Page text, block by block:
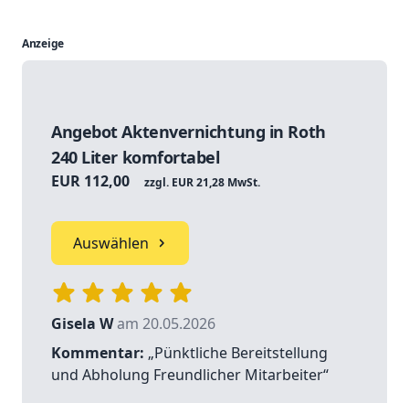
Anzeige
Angebot Aktenvernichtung in Roth
240 Liter komfortabel
EUR 112,00 zzgl. EUR 21,28 MwSt.
Auswählen
Gisela Wam 20.05.2026
Kommentar: „Pünktliche Bereitstellung
und Abholung Freundlicher Mitarbeiter“